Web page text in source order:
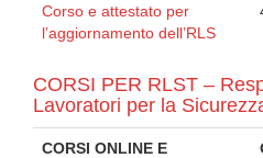
Corso e attestato per
l’aggiornamento dell’RLS
CORSI PER RLST –
Lavoratori per la
CORSI ONLINE E